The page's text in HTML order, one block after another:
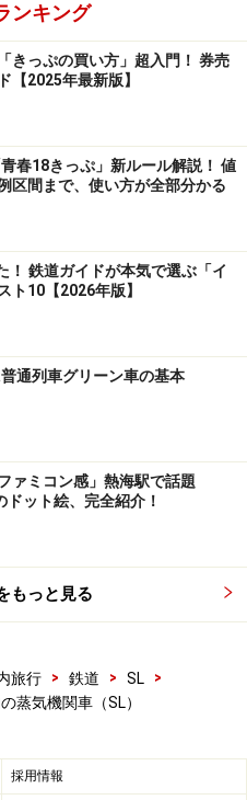
つ物語」のグリーン車
ジョルーム」となる
機関車整備のため15分程停
、山都に10分、新潟行き
行きは午後遅くに会津若
ると旅の後半は夜汽車のム
笛、窓を流れる煙はノス
んえつ物語」
最新の内容をご確認くださ
/3
ンキング
きっぷの買い方」超入門！ 券売
【2025年最新版】
青春18きっぷ」新ルール解説！ 値
区間まで、使い方が全部分かる
！ 鉄道ガイドが本気で選ぶ「イ
ト10【2026年版】
通列車グリーン車の基本
ァミコン感」熱海駅で話題
ドット絵、完全紹介！
もっと見る
旅行 > 鉄道 > SL
>
蒸気機関車（SL）
採用情報